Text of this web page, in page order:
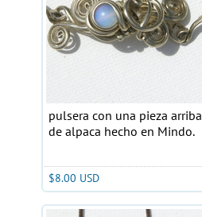
pulsera con una pieza arriba
de alpaca hecho en Mindo.
$8.00 USD